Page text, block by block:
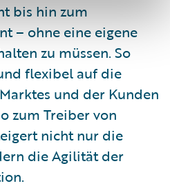
bis hin zum
– ohne eine eigene
zu müssen. So
flexibel auf die
und der Kunden
zum Treiber von
nicht nur die
die Agilität der